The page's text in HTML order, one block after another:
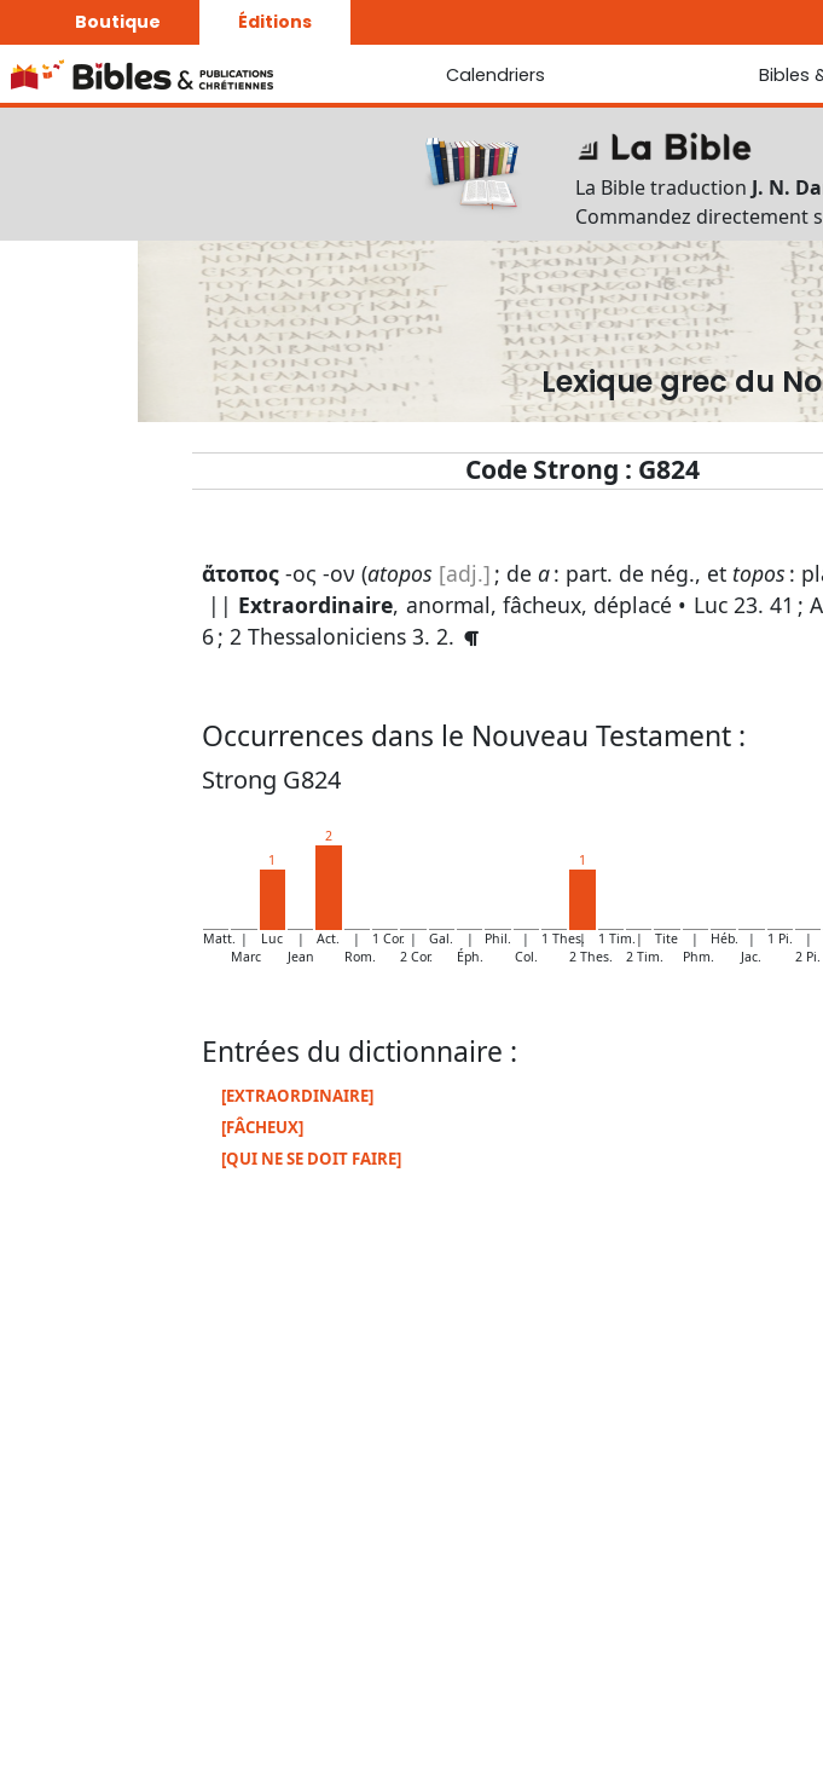
Boutique Éditions
Calendriers
La Bonne Semence
Le Seigneur est proche
Bibles
Bibles
Traduction J. N.
Traduction J. N.
Ancien
Nouveau
Outils
Lexique grec du
Téléchargements
La Bible traduction J. N.
Commandez directement
Lexique grec du
Code Strong : G824
ἄτοπος -ος -ον (atopos [adj.] ; de a: part. de nég., et topos :
|| Extraordinaire, anormal, fâcheux, déplacé • Luc 23. 41 ;
6; 2 Thessaloniciens 3. 2.
Occurrences dans le Nouveau Testament :
Strong G824
Matt. |
Marc
1
Luc
|
Jean
2
Act.
|
Rom.
1 Cor. |
2 Cor.
Gal.
|
Éph.
Phil.
|
Col.
1 Thes.
1
|
2 Thes.
1 Tim. |
2 Tim.
Tite
|
Phm.
Héb.
|
Jac.
1 Pi.
|
2 Pi.
Entrées du dictionnaire :
[EXTRAORDINAIRE]
[FÂCHEUX]
[QUI NE SE DOIT FAIRE]